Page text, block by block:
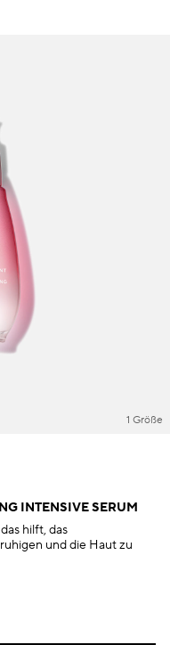
1 Größe
INTENSIVE SERUM
hilft, das
und die Haut zu